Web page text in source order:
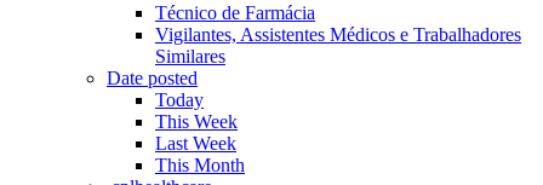
Técnico de Farmácia
Vigilantes, Assistentes Médicos e Trabalhadores
Similares
Date posted
Today
This Week
Last Week
This Month